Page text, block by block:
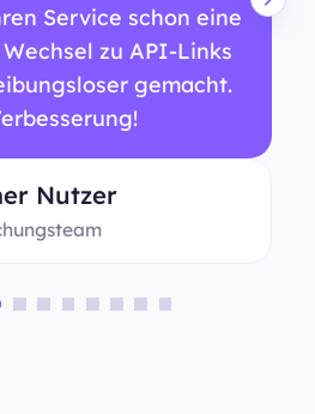
Service schon eine
zu API-Links
gemacht.
Nutzer